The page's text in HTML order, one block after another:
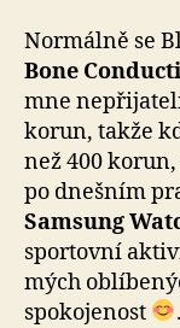
Normálně se
Bone
mne
korun, takže
než 400
po dnešním
Samsung
sportovní
mých
spokojenost
.